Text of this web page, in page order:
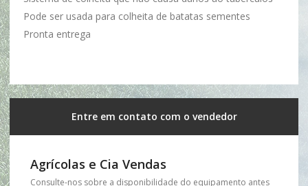
Pode ser usada para colheita de batatas sementes
Pronta entrega
Entre em contato com o vendedor
Agrícolas e Cia Vendas
Consulte-nos sobre a disponibilidade do equipamento antes